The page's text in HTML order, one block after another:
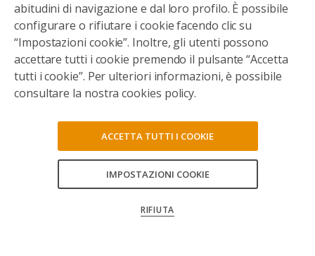
abitudini di navigazione e dal loro profilo. È possibile
configurare o rifiutare i cookie facendo clic su
“Impostazioni cookie”. Inoltre, gli utenti possono
accettare tutti i cookie premendo il pulsante “Accetta
tutti i cookie”. Per ulteriori informazioni, è possibile
consultare la nostra cookies policy.
IMPOSTAZIONI COOKIE
RIFIUTA
ACCETTA TUTTI I COOKIE
CONFERMA LE MIE SCELTE
CONSENTI TUTTI